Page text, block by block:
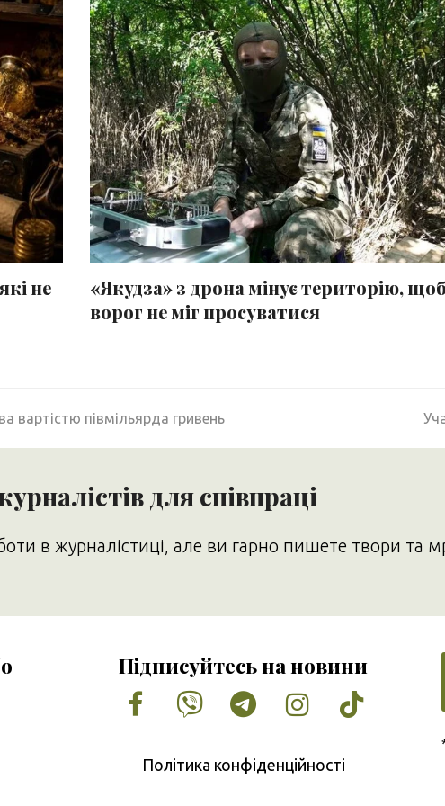
не
«Якудза» з дрона мінує територію,
ворог не міг просуватися
вартістю півмільярда гривень
для співпраці
в журналістиці, але ви гарно пишете твори та
Підписуйтесь на новини
Facebook
VimeoTumblrInstagram
Tiktok
Політика конфіденційності